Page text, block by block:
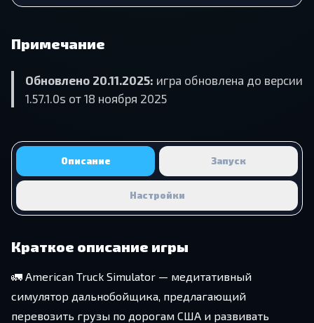
Примечание
Обновлено 20.11.2025: игра обновлена до версии
1.57.1.0s от 18 ноября 2025
Описание Запуск
Настройки
Краткое описание игры
🚛 American Truck Simulator — медитативный
симулятор дальнобойщика, предлагающий
перевозить грузы по дорогам США и развивать